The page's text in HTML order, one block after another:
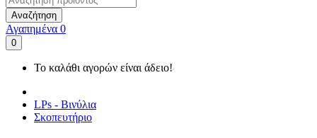
Αναζήτηση
Αγαπημένα 0
0
Το καλάθι αγορών είναι άδειο!
LPs - Βινύλια
Σκοπευτήριο